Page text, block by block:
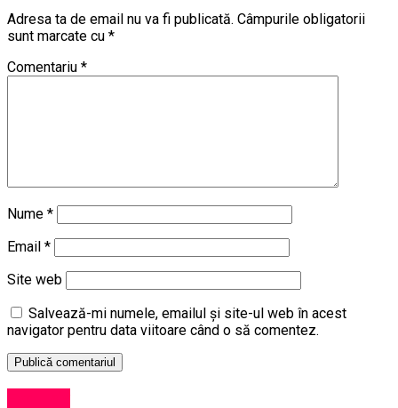
Adresa ta de email nu va fi publicată. Câmpurile obligatorii
sunt marcate cu *
Comentariu *
Nume *
Email *
Site web
Salvează-mi numele, emailul și site-ul web în acest
navigator pentru data viitoare când o să comentez.